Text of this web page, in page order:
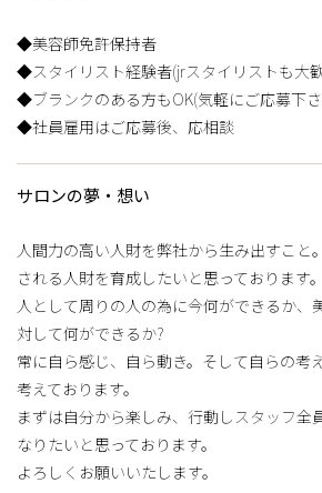
◆美容師免許保持者
◆スタイリスト経験者(jrスタイリストも大
◆ブランクのある方もOK(気軽にご応募下
◆社員雇用はご応募後、応相談
サロンの夢・想い
人間力の高い人財を弊社から生み出すこと
される人財を育成したいと思っております。
人として周りの人の為に今何ができるか、
対して何ができるか?
常に自ら感じ、自ら動き。そして自らの考
考えております。
まずは自分から楽しみ、行動しスタッフ全
なりたいと思っております。
よろしくお願いいたします。